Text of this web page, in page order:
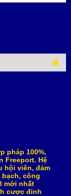
pháp 100%,
Freeport. Hệ
hội viên, đảm
công
mới nhất
cược đỉnh